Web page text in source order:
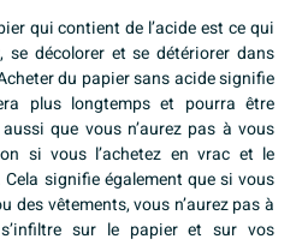
qui contient de l’acide est ce qui
décolorer et se détériorer dans
du papier sans acide signifie
plus longtemps et pourra être
que vous n’aurez pas à vous
si vous l’achetez en vrac et le
signifie également que si vous
des vêtements, vous n’aurez pas à
sur le papier et sur vos